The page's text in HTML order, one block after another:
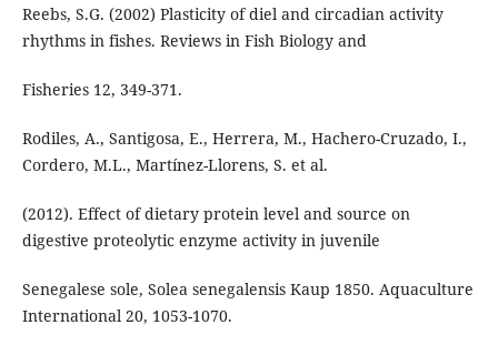
Reebs, S.G. (2002) Plasticity of diel and circadian activity
rhythms in fishes. Reviews in Fish Biology and
Fisheries 12, 349-371.
Rodiles, A., Santigosa, E., Herrera, M., Hachero-Cruzado, I.,
Cordero, M.L., Martínez-Llorens, S. et al.
(2012). Effect of dietary protein level and source on
digestive proteolytic enzyme activity in juvenile
Senegalese sole, Solea senegalensis Kaup 1850. Aquaculture
International 20, 1053-1070.